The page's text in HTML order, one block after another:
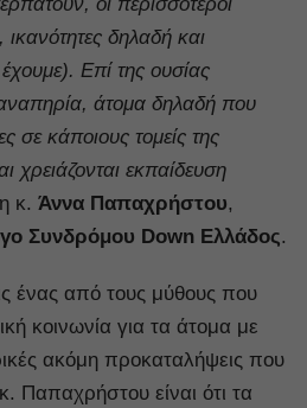
δηλαδή και
Επί της ουσίας
άτομα δηλαδή που
σε κάποιους τομείς της
χρειάζονται εκπαίδευση
κ. Άννα Παπαχρήστου,
Συνδρόμου Down Ελλάδος.
ένας από τους μύθους που
κοινωνία για τα άτομα με
ακόμη προκαταλήψεις που
Παπαχρήστου είναι ότι τα